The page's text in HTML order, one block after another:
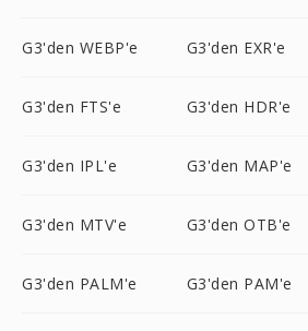
G3'den WEBP'e G3'den EXR'e
G3'den FTS'e G3'den HDR'e
G3'den IPL'e G3'den MAP'e
G3'den MTV'e G3'den OTB'e
G3'den PALM'e G3'den PAM'e